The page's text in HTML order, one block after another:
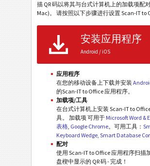
描 QR 码以将其与台式计算机上的加载项配
Mac)。 请按照以下步骤进行设置 Scan-IT to
安装应用程序
Android / iOS
应用程序
在您的移动设备上下载并安装
的Scan-IT to Office 应用程序。
加载项/工具
在台式计算机上安装 Scan-IT to
具。 加载项 可用于 Microsoft Word &
表格, Google Chrome。可用工具：
Keyboard Wedge, Smart Database
配对
使用 Scan-IT to Office 应用程序扫描
盘楔中显示的 QR 码 - 完成！